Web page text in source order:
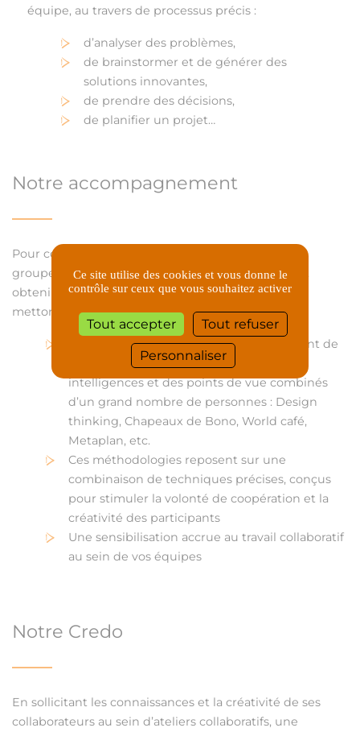
Ce site utilise des cookies et vous donne le
contrôle sur ceux que vous souhaitez activer
Tout accepter Tout refuser
Personnaliser
équipe, au travers de processus précis :
d’analyser des problèmes,
de brainstormer et de générer des
solutions innovantes,
de prendre des décisions,
de planifier un projet…
Notre Credo
En sollicitant les connaissances et la créativité de ses
collaborateurs au sein d’ateliers collaboratifs, une
Notre accompagnement
Pour combiner efficacement les intelligences d’un
groupe de personnes quel qu’en soit le nombre et
obtenir des résultats concrets et pertinents nous
mettons en œuvre avec vous :
Des méthodologies éprouvées permettant de
tirer parti sur une durée courte, des
intelligences et des points de vue combinés
d’un grand nombre de personnes : Design
thinking, Chapeaux de Bono, World café,
Metaplan, etc.
Ces méthodologies reposent sur une
combinaison de techniques précises, conçus
pour stimuler la volonté de coopération et la
créativité des participants
Une sensibilisation accrue au travail collaboratif
au sein de vos équipes